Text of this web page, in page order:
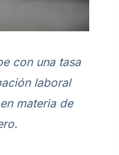
con una tasa
laboral
materia de